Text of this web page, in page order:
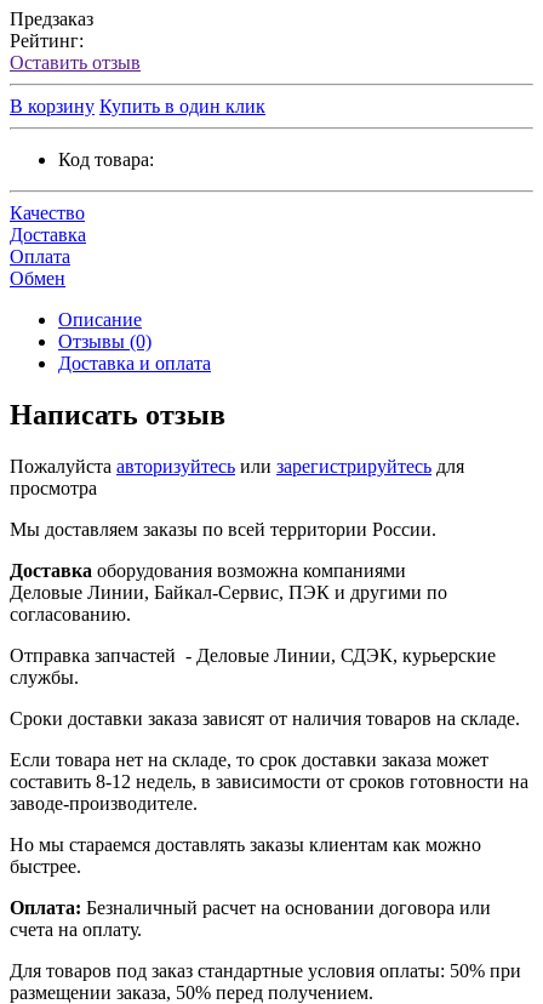
Предзаказ
Рейтинг:
Оставить отзыв
В корзину Купить в один клик
Код товара:
Качество
Доставка
Оплата
Обмен
Описание
Отзывы (0)
Доставка и оплата
Написать отзыв
Пожалуйста авторизуйтесь или зарегистрируйтесь для
просмотра
Мы доставляем заказы по всей территории России.
Доставка оборудования возможна компаниями
Деловые Линии, Байкал-Сервис, ПЭК и другими по
согласованию.
Отправка запчастей - Деловые Линии, СДЭК, курьерские
службы.
Сроки доставки заказа зависят от наличия товаров на складе.
Если товара нет на складе, то срок доставки заказа может
составить 8-12 недель, в зависимости от сроков готовности на
заводе-производителе.
Но мы стараемся доставлять заказы клиентам как можно
быстрее.
Оплата: Безналичный расчет на основании договора или
счета на оплату.
Для товаров под заказ стандартные условия оплаты: 50% при
размещении заказа, 50% перед получением.